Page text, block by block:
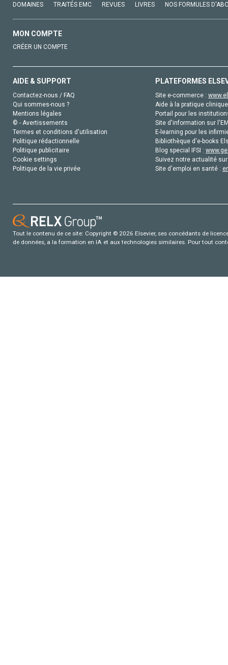
DOMAINES TRAITÉS EMC REVUES LIVRES NOS FORMULES
MON COMPTE
CRÉER UN COMPTE
AIDE & SUPPORT
Contactez-nous / FAQ
Qui sommes-nous ?
Mentions légales
© - Avertissements
Termes et conditions d'utilisation
Politique rédactionnelle
Politique publicitaire
Cookie settings
Politique de la vie privée
PLATEFORMES
Site e-commerce :
Aide à la pratique
Portail pour les
Site d'information sur
E-learning pour les
Bibliothèque d'e-books
Blog special IFSI :
Suivez notre actualité
Site d'emploi en santé :
Tout le contenu de ce site: Copyright © 2026 Elsevier, ses concédants de
de données, a la formation en IA et aux technologies similaires. Pour tout